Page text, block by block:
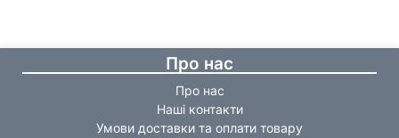
Про нас
Про нас
Наші контакти
Умови доставки та оплати товару